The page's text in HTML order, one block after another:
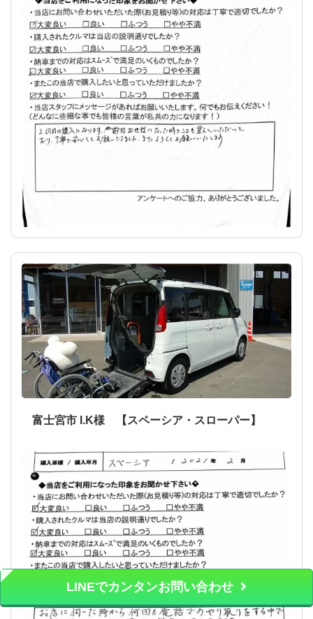
富士宮市 I.K様 【スペーシア・スローパー】
LINEでカンタンお問い合わせ